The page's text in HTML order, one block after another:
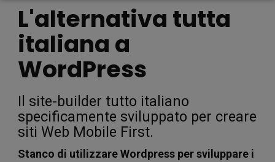
L'alternativa tutta
italiana a
WordPress
Il site-builder tutto italiano
specificamente sviluppato per creare
siti Web Mobile First.
Stanco di utilizzare Wordpress per sviluppare i
per i